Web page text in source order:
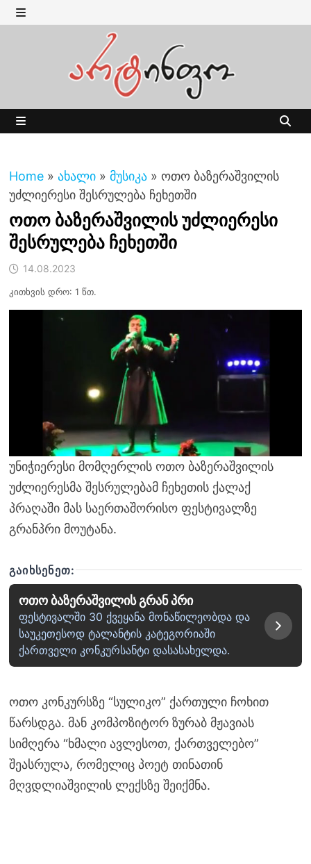
Skip
to MENU
Home » ახალი » მუსიკა » ოთო ბაზერაშვილის
უძლიერესი შესრულება ჩეხეთში
ოთო ბაზერაშვილის უძლიერესი
შესრულება ჩეხეთში
14.08.2023
კითხვის დრო: 1 წთ.
უნიჭიერესი მომღერლის ოთო ბაზერაშვილის
უძლიერესმა შესრულებამ ჩეხეთის ქალაქ
პრაღაში მას საერთაშორისო ფესტივალზე
გრანპრი მოუტანა.
ᲒᲐᲘᲮᲡᲔᲜᲔᲗ:
ოთო ბაზერაშვილის გრან პრი
ფესტივალში 30 ქვეყანა მონაწილეობდა და
საუკეთესოდ ტალანტის კატეგორიაში
ქართველი კონკურსანტი დასასახელდა.
ოთო კონკურსზე “სულიკო” ქართული ჩოხით
წარსდგა. მან კომპოზიტორ ზურაბ მჟავიას
სიმღერა “ხმალი ავლესოთ, ქართველებო”
შეასრულა, რომელიც პოეტ თინათინ
მღვდლიაშვილის ლექსზე შეიქმნა.